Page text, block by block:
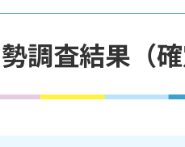
調査結果（確